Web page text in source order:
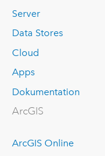
Server
Data Stores
Cloud
Apps
Dokumentation
ArcGIS
ArcGIS Online